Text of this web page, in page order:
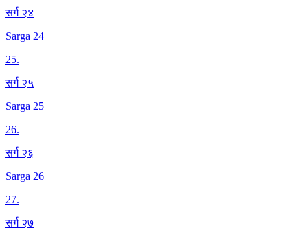
सर्ग २४
Sarga 24
25.
सर्ग २५
Sarga 25
26.
सर्ग २६
Sarga 26
27.
सर्ग २७